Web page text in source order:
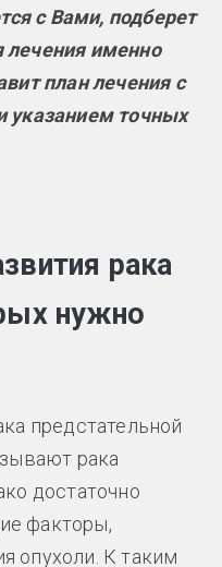
с Вами, подберет
лечения именно
план лечения с
указанием точных
рака
нужно
предстательной
рака
достаточно
факторы,
опухоли. К таким